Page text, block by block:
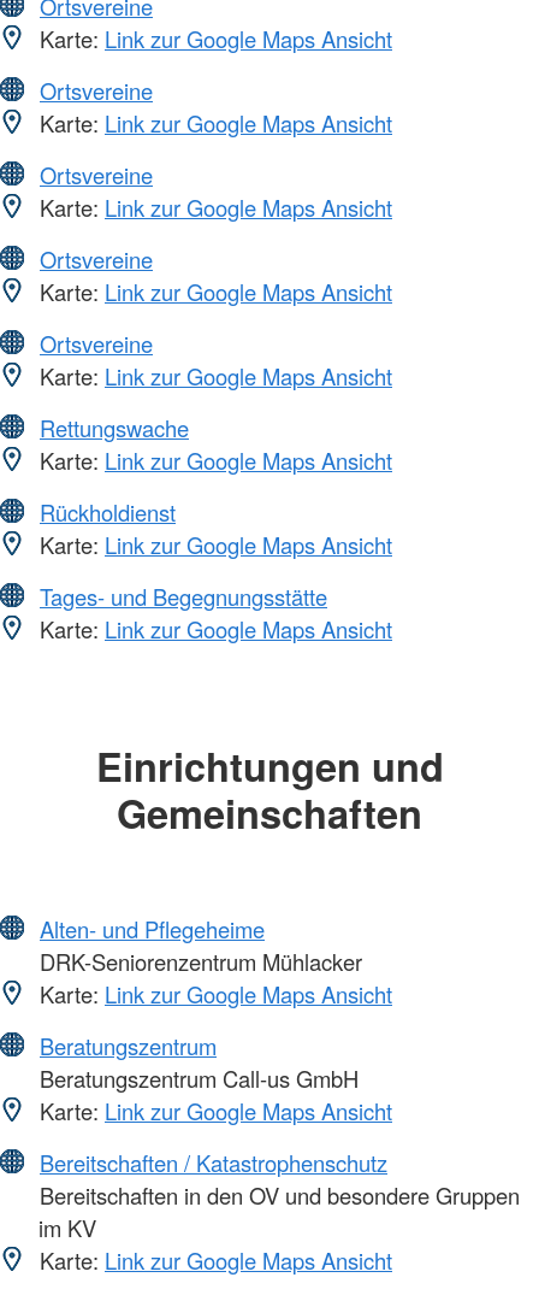
Karte: Link zur Google Maps Ansicht
Ortsvereine
Karte: Link zur Google Maps Ansicht
Ortsvereine
Karte: Link zur Google Maps Ansicht
Ortsvereine
Karte: Link zur Google Maps Ansicht
Ortsvereine
Karte: Link zur Google Maps Ansicht
Rettungswache
Karte: Link zur Google Maps Ansicht
Rückholdienst
Karte: Link zur Google Maps Ansicht
Tages- und Begegnungsstätte
Karte: Link zur Google Maps Ansicht
Einrichtungen und
Gemeinschaften
Alten- und Pflegeheime
DRK-Seniorenzentrum Mühlacker
Karte: Link zur Google Maps Ansicht
Beratungszentrum
Beratungszentrum Call-us GmbH
Karte: Link zur Google Maps Ansicht
Bereitschaften / Katastrophenschutz
Bereitschaften in den OV und besondere Gruppen
im KV
Karte: Link zur Google Maps Ansicht